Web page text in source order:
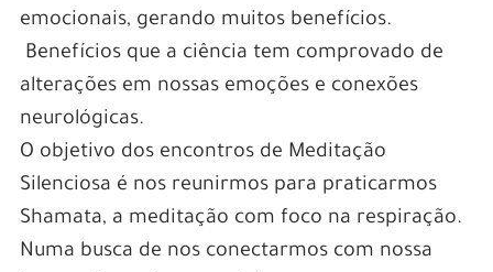
emocionais, gerando muitos benefícios.
Benefícios que a ciência tem comprovado de
alterações em nossas emoções e conexões
neurológicas.
O objetivo dos encontros de Meditação
Silenciosa é nos reunirmos para praticarmos
Shamata, a meditação com foco na respiração.
Numa busca de nos conectarmos com nossa